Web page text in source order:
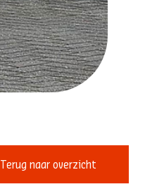
Terug naar overzicht